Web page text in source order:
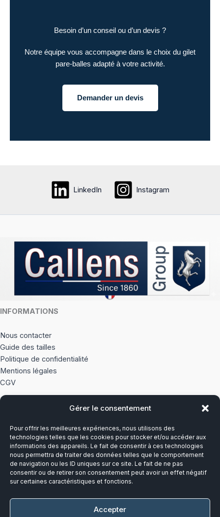
Gérer le consentement
Pour offrir les meilleures expériences, nous utilisons des
technologies telles que les cookies pour stocker et/ou accéder aux
informations des appareils. Le fait de consentir à ces technologies
nous permettra de traiter des données telles que le comportement
de navigation ou les ID uniques sur ce site. Le fait de ne pas
consentir ou de retirer son consentement peut avoir un effet négatif
sur certaines caractéristiques et fonctions.
Accepter
Besoin d’un conseil ou d’un devis ?
Notre équipe vous accompagne dans le choix du gilet
pare-balles adapté à votre activité.
Demander un devis
LinkedIn Instagram
INFORMATIONS
Nous contacter
Guide des tailles
Politique de confidentialité
Mentions légales
CGV
Notre histoire
Du lundi au vendredi
8h00-12h30 et 13h30-17h00
Téléphone :03 20 28 14 14